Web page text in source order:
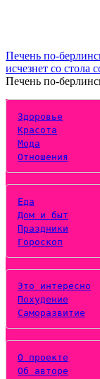
Печень по-
исчезнет со стола
Печень по-
Здоровье
Красота
Мода
Отношения
Еда
Дом и быт
Праздники
Гороскоп
Это интересно
Похудение
Саморазвитие
О проекте
Об авторе